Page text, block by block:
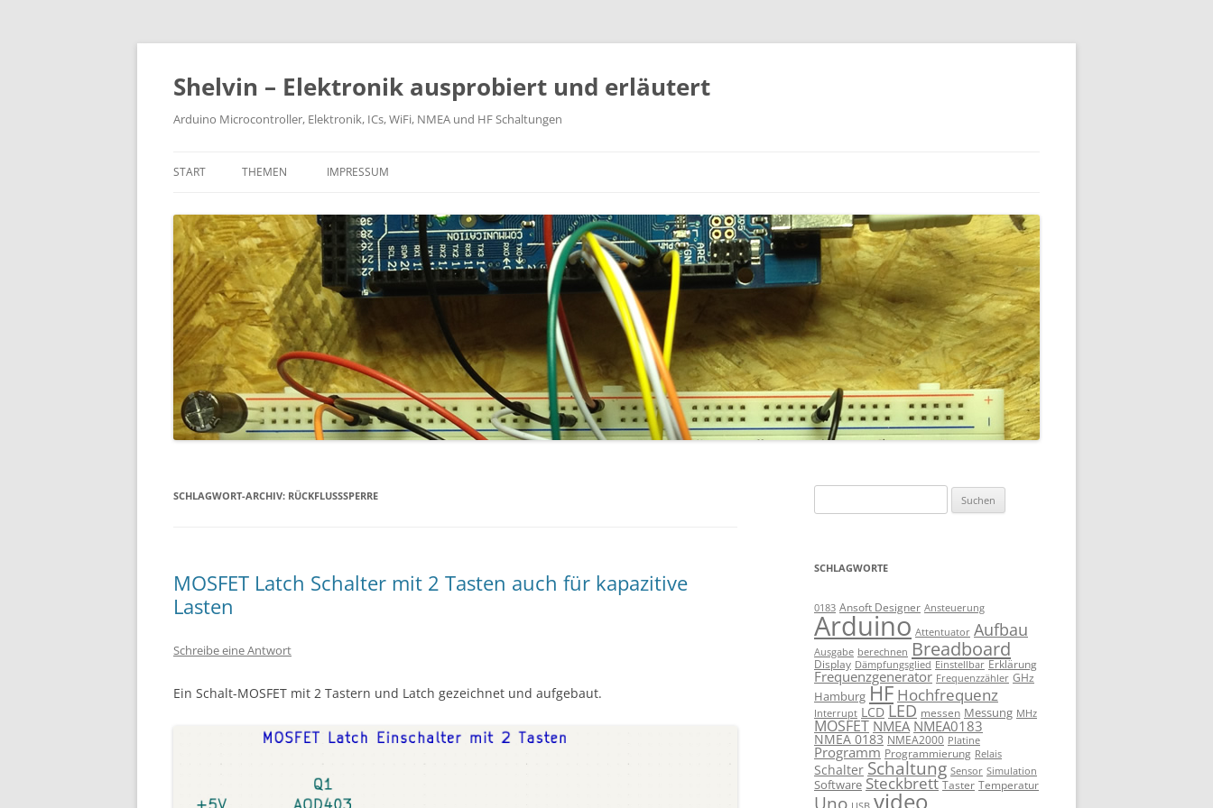
Zum
springen
Shelvin – Elektronik ausprobiert und erläutert
Arduino Microcontroller, Elektronik, ICs, WiFi, NMEA und HF Schaltungen
START THEMEN IMPRESSUM
SCHLAGWORT-ARCHIV: RÜCKFLUSSSPERRE
MOSFET Latch Schalter mit 2 Tasten auch für kapazitive
Lasten
Schreibe eine Antwort
Ein Schalt-MOSFET mit 2 Tastern und Latch gezeichnet und aufgebaut.
nach:
SCHLAGWORTE
0183 Ansoft Designer Ansteuerung
Arduino Attentuator Aufbau
Ausgabe berechnen Breadboard
Display Dämpfungsglied Einstellbar Erklärung
Frequenzgenerator Frequenzzähler GHz
Hamburg HF Hochfrequenz
Interrupt LCD LED messen Messung MHz
MOSFET NMEA NMEA0183
NMEA 0183 NMEA2000 Platine
Programm Programmierung Relais
Schalter Schaltung Sensor Simulation
Software Steckbrett Taster Temperatur
Uno video